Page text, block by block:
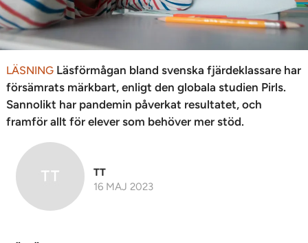
LÄSNING Läsförmågan bland svenska fjärdeklassare har
försämrats märkbart, enligt den globala studien Pirls.
Sannolikt har pandemin påverkat resultatet, och
framför allt för elever som behöver mer stöd.
TT
16 MAJ 2023